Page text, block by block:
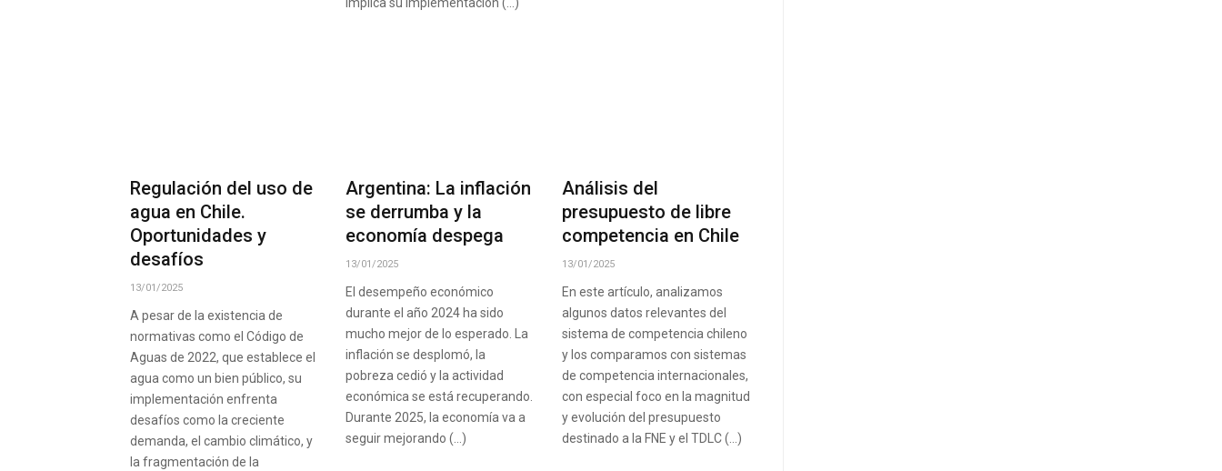
Regulación del uso de
agua en Chile.
Oportunidades y
desafíos
13/01/2025
A pesar de la existencia de
normativas como el Código de
Aguas de 2022, que establece el
agua como un bien público, su
implementación enfrenta
desafíos como la creciente
demanda, el cambio climático, y
la fragmentación de la
Argentina: La inflación
se derrumba y la
economía despega
13/01/2025
El desempeño económico
durante el año 2024 ha sido
mucho mejor de lo esperado. La
inflación se desplomó, la
pobreza cedió y la actividad
económica se está recuperando.
Durante 2025, la economía va a
seguir mejorando (…)
Análisis del
presupuesto de libre
competencia en Chile
13/01/2025
En este artículo, analizamos
algunos datos relevantes del
sistema de competencia chileno
y los comparamos con sistemas
de competencia internacionales,
con especial foco en la magnitud
y evolución del presupuesto
destinado a la FNE y el TDLC (…)